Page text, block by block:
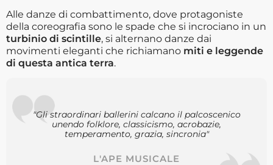
Alle danze di combattimento, dove protagoniste
della coreografia sono le spade che si incrociano in un
turbinio di scintille, si alternano danze dai
movimenti eleganti che richiamano miti e leggende
di questa antica terra.
"Gli straordinari ballerini calcano il palcoscenico
unendo folklore, classicismo, acrobazie,
temperamento, grazia, sincronia"
L'APE MUSICALE